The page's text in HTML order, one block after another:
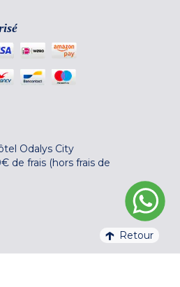
Odalys City
de frais (hors frais de
Retour